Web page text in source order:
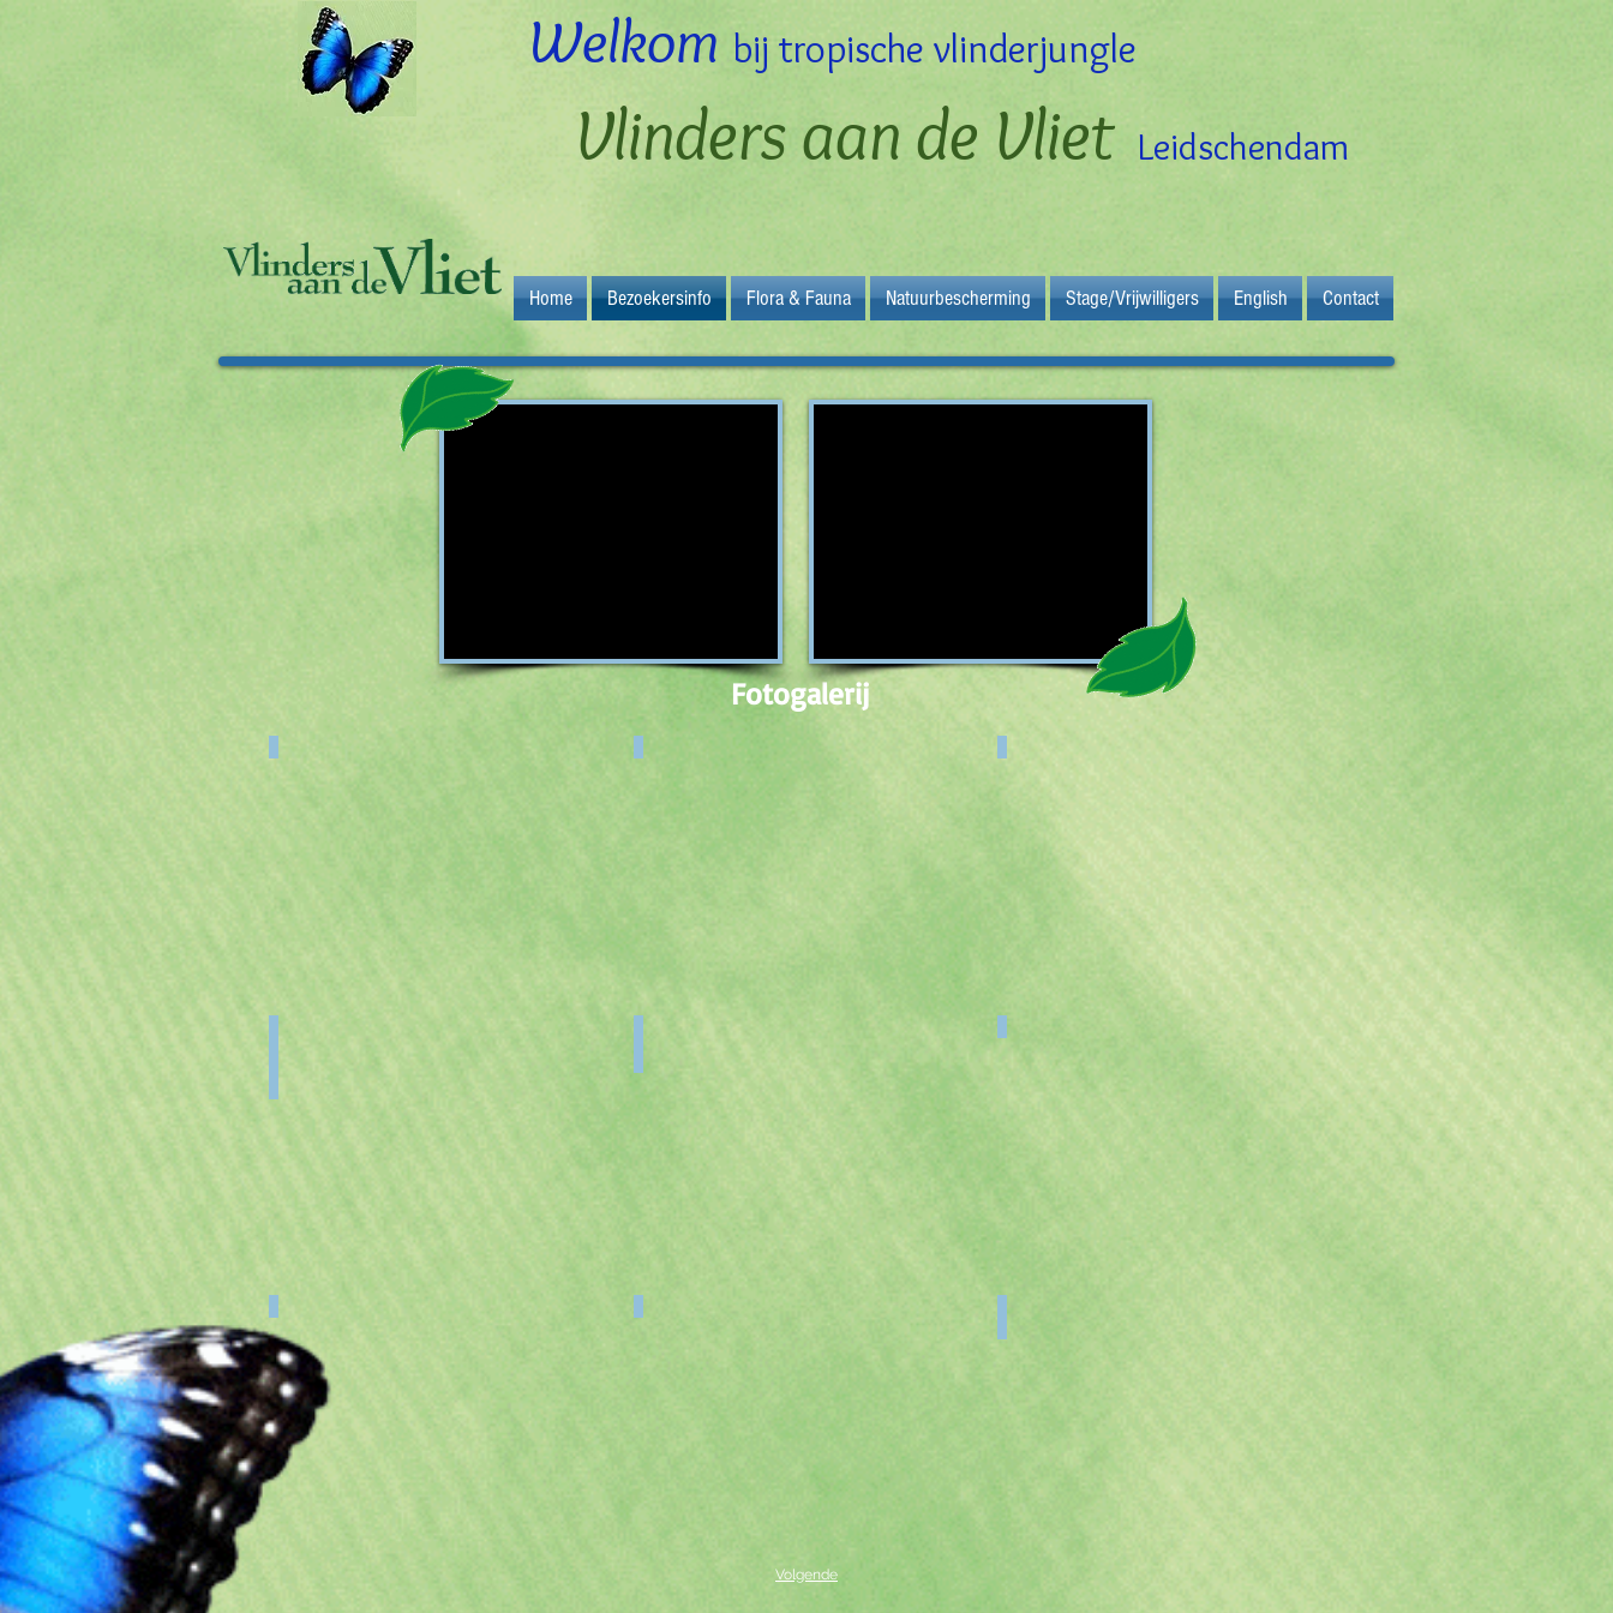
Welkom bij tropische vlinderjungle
Vlinders aan de Vliet Leidschendam
Home Bezoekersinfo Flora & Fauna Natuurbescherming Stage/Vrijwilligers English Contact
Fotogalerij
Volgende